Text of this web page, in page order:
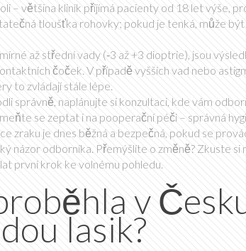
– většina klinik přijímá pacienty od 18 let výše,
tloušťka rohovky; pokud je tenká, může
až střední vady (‑3 až +3 dioptrie), jsou
čoček. V případě vyšších vad nebo
to zvládají stále lépe.
správně, naplánujte si konzultaci, kde vám
se zeptat i na pooperační péči – správná
zraku je dnes běžná a bezpečná, pokud se
názor odborníka. Přemýšlíte o změně? Zkuste
první krok ke volnému pohledu.
v
lasik?